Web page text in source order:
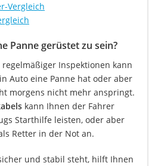
Vergleich
Panne gerüstet zu sein?
Inspektionen kann
Auto eine Panne hat oder aber
morgens nicht mehr anspringt.
kann Ihnen der Fahrer
Starthilfe leisten, oder aber
Retter in der Not an.
und stabil steht, hilft Ihnen